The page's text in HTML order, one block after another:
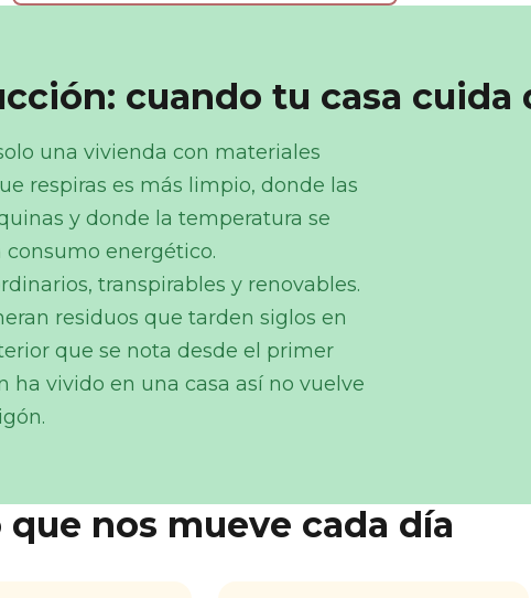
cuando tu casa cuida
una vivienda con materiales
respiras es más limpio, donde las
y donde la temperatura se
energético.
transpirables y renovables.
residuos que tarden siglos en
que se nota desde el primer
vivido en una casa así no vuelve
que nos mueve cada día